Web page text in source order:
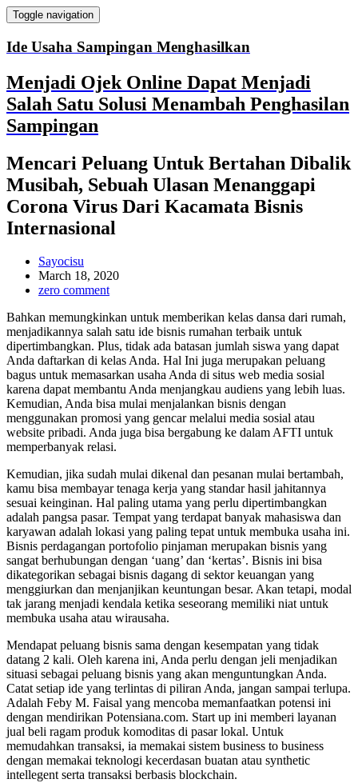
Toggle navigation
Ide Usaha Sampingan Menghasilkan
Menjadi Ojek Online Dapat Menjadi
Salah Satu Solusi Menambah Penghasilan
Sampingan
Mencari Peluang Untuk Bertahan Dibalik
Musibah, Sebuah Ulasan Menanggapi
Corona Virus Dari Kacamata Bisnis
Internasional
Sayocisu
March 18, 2020
zero comment
Bahkan memungkinkan untuk memberikan kelas dansa dari rumah,
menjadikannya salah satu ide bisnis rumahan terbaik untuk
dipertimbangkan. Plus, tidak ada batasan jumlah siswa yang dapat
Anda daftarkan di kelas Anda. Hal Ini juga merupakan peluang
bagus untuk memasarkan usaha Anda di situs web media sosial
karena dapat membantu Anda menjangkau audiens yang lebih luas.
Kemudian, Anda bisa mulai menjalankan bisnis dengan
menggunakan promosi yang gencar melalui media sosial atau
website pribadi. Anda juga bisa bergabung ke dalam AFTI untuk
memperbanyak relasi.
Kemudian, jika sudah mulai dikenal dan pesanan mulai bertambah,
kamu bisa membayar tenaga kerja yang standar hasil jahitannya
sesuai keinginan. Hal paling utama yang perlu dipertimbangkan
adalah pangsa pasar. Tempat yang terdapat banyak mahasiswa dan
karyawan adalah lokasi yang paling tepat untuk membuka usaha ini.
Bisnis perdagangan portofolio pinjaman merupakan bisnis yang
sangat berhubungan dengan ‘uang’ dan ‘kertas’. Bisnis ini bisa
dikategorikan sebagai bisnis dagang di sektor keuangan yang
menggiurkan dan menjanjikan keuntungan besar. Akan tetapi, modal
tak jarang menjadi kendala ketika seseorang memiliki niat untuk
membuka usaha atau wirausaha.
Mendapat peluang bisnis sama dengan kesempatan yang tidak
datang 2 kali. Oleh karena ini, Anda perlu dengan jeli menjadikan
situasi sebagai peluang bisnis yang akan menguntungkan Anda.
Catat setiap ide yang terlintas di piliran Anda, jangan sampai terlupa.
Adalah Feby M. Faisal yang mencoba memanfaatkan potensi ini
dengan mendirikan Potensiana.com. Start up ini memberi layanan
jual beli ragam produk komoditas di pasar lokal. Untuk
memudahkan transaksi, ia memakai sistem business to business
dengan memakai teknologi kecerdasan buatan atau synthetic
intellegent serta transaksi berbasis blockchain.